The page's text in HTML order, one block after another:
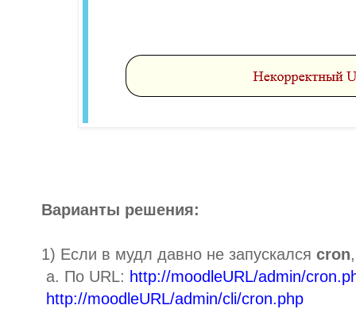
Варианты решения:
1) Если в мудл давно не запускался cron
a. По URL: http://moodleURL/admin/
http://moodleURL/admin/cli/cron.php